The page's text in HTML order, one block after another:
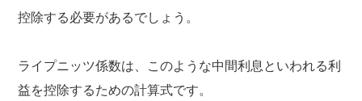
控除する必要があるでしょう。
ライプニッツ係数は、このような中間利息といわれる利
益を控除するための計算式です。